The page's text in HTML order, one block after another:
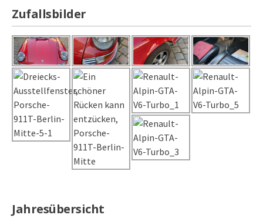
Zufallsbilder
Jahresübersicht